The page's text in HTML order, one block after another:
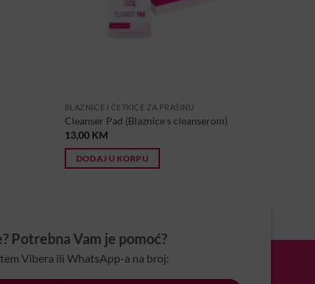
BLAZNICE I ČETKICE ZA PRAŠINU
Cleanser Pad (Blaznice s cleanserom)
13,00 KM
DODAJ U KORPU
Potrebna Vam je pomoć?
Vibera ili WhatsApp-a na broj: